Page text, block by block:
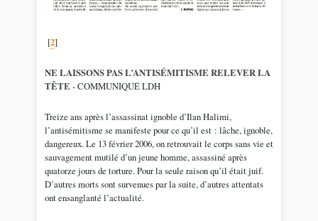
[2]
NE LAISSONS PAS L’ANTISÉMITISME RELEVER LA
TÊTE - COMMUNIQUÉ LDH
Treize ans après l’assassinat ignoble d’Ilan Halimi,
l’antisémitisme se manifeste pour ce qu’il est : lâche, ignoble,
dangereux. Le 13 février 2006, on retrouvait le corps sans vie et
sauvagement mutilé d’un jeune homme, assassiné après
quatorze jours de torture. Pour la seule raison qu’il était juif.
D’autres morts sont survenues par la suite, d’autres attentats
ont ensanglanté l’actualité.